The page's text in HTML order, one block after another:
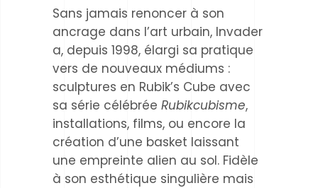
Sans jamais renoncer à son
ancrage dans l’art urbain, Invader
a, depuis 1998, élargi sa pratique
vers de nouveaux médiums :
sculptures en Rubik’s Cube avec
sa série célébrée Rubikcubisme,
installations, films, ou encore la
création d’une basket laissant
une empreinte alien au sol. Fidèle
à son esthétique singulière mais